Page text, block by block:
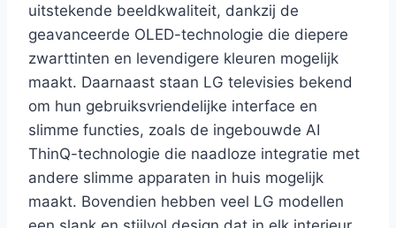
uitstekende beeldkwaliteit, dankzij de
geavanceerde OLED-technologie die diepere
zwarttinten en levendigere kleuren mogelijk
maakt. Daarnaast staan LG televisies bekend
om hun gebruiksvriendelijke interface en
slimme functies, zoals de ingebouwde AI
ThinQ-technologie die naadloze integratie met
andere slimme apparaten in huis mogelijk
maakt. Bovendien hebben veel LG modellen